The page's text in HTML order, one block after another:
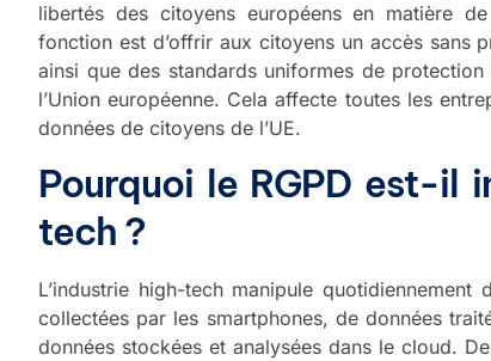
libertés des citoyens européens en matière
fonction est d’offrir aux citoyens un accès sans
ainsi que des standards uniformes de
l’Union européenne. Cela affecte toutes les
données de citoyens de l’UE.
Pourquoi le RGPD est-il
tech ?
L’industrie high-tech manipule quotidiennement
collectées par les smartphones, de données
données stockées et analysées dans le cloud.